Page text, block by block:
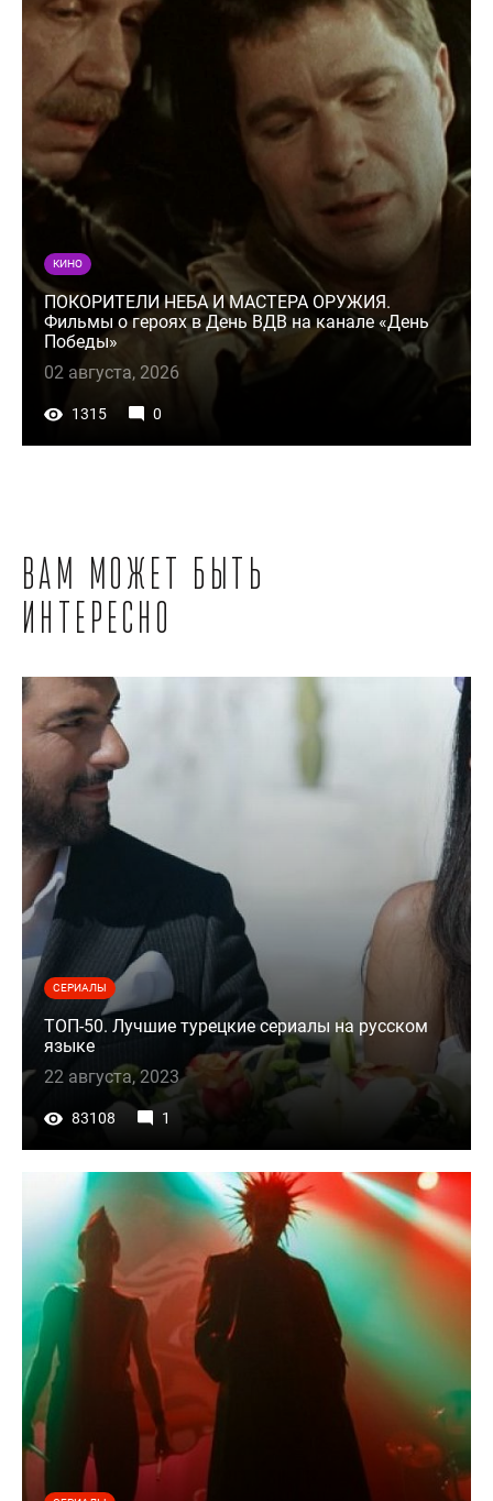
КИНО
ПОКОРИТЕЛИ НЕБА И МАСТЕРА ОРУЖИЯ.
Фильмы о героях в День ВДВ на канале «День
Победы»
02 августа, 2026
1315 0
Вам может быть
интересно
СЕРИАЛЫ
ТОП-50. Лучшие турецкие сериалы на русском
языке
22 августа, 2023
83108 1